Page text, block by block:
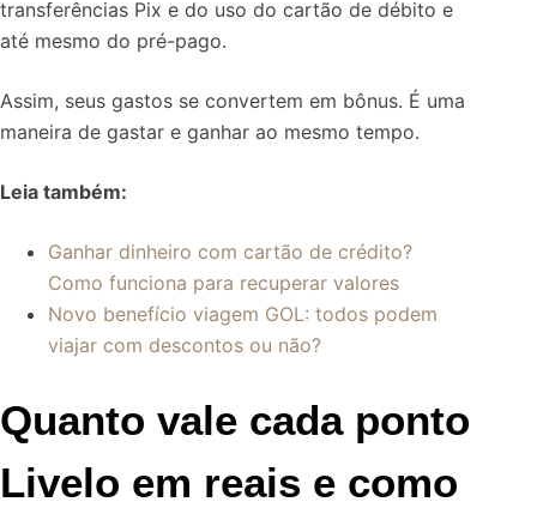
transferências Pix e do uso do cartão de débito e
até mesmo do pré-pago.
Assim, seus gastos se convertem em bônus. É uma
maneira de gastar e ganhar ao mesmo tempo.
Leia também:
Ganhar dinheiro com cartão de crédito?
Como funciona para recuperar valores
Novo benefício viagem GOL: todos podem
viajar com descontos ou não?
Quanto vale cada ponto
Livelo em reais e como